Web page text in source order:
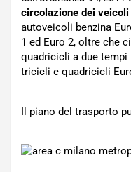
circolazione dei veicoli
autoveicoli benzina
1 ed Euro 2, oltre che
quadricicli a due
tricicli e quadricicli
Il piano del trasporto